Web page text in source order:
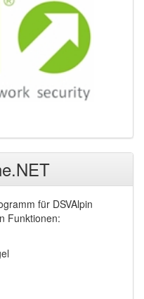
für DSVAlpin
Funktionen: